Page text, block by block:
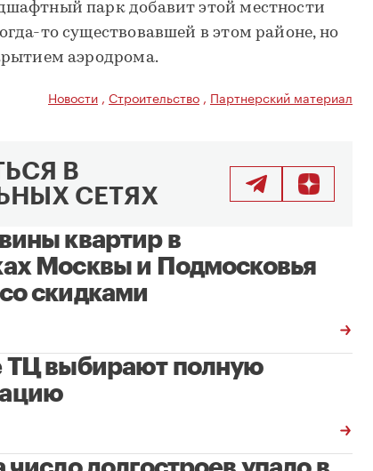
парк добавит этой местности
то существовавшей в этом районе, но
аэродрома.
Новости , Строительство , Партнерский материал
В
СЕТЯХ
квартир в
Москвы и Подмосковья
скидками
ТЦ выбирают полную